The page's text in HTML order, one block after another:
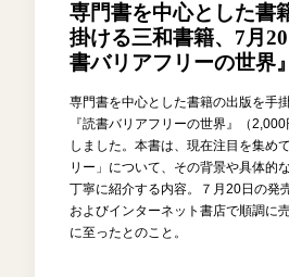
専門書を中心とした書
掛ける三和書籍、7月
書バリアフリーの世界
専門書を中心とした書籍の出版を手
『読書バリアフリーの世界』（
しました。本書は、現在注目を集め
リー」について、その背景や具体的
丁寧に紹介する内容。７月20日の発
およびインターネット書店で順調に
に至ったとのこと。